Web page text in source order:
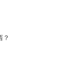
？